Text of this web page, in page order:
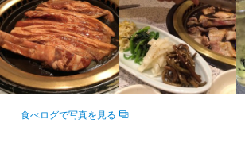
食べログで写真を見る